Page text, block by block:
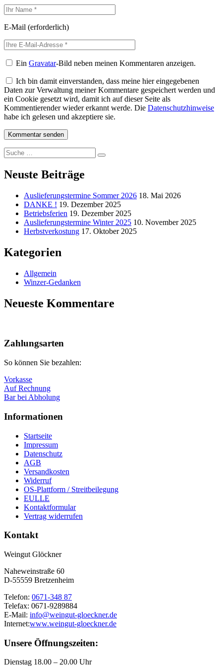
E-Mail (erforderlich)
EinGravatar-Bild neben meinen Kommentaren anzeigen.
Ich bin damit einverstanden, dass meine hier eingegebenen
Daten zur Verwaltung meiner Kommentare gespeichert werden und
ein Cookie gesetzt wird, damit ich auf dieser Seite als
Kommentierender wieder erkannt werde. Die Datenschutzhinweise
habe ich gelesen und akzeptiere sie.
Suche
nach:
Suche
Neuste Beiträge
Auslieferungstermine Sommer 2026 18. Mai 2026
DANKE ! 19. Dezember 2025
Betriebsferien 19. Dezember 2025
Auslieferungstermine Winter 2025 10. November 2025
Herbstverkostung 17. Oktober 2025
Kategorien
Allgemein
Winzer-Gedanken
Neueste Kommentare
oben
Zahlungsarten
So können Sie bezahlen:
Vorkasse
Auf Rechnung
Bar bei Abholung
Informationen
Startseite
Impressum
Datenschutz
AGB
Versandkosten
Widerruf
OS-Plattform / Streitbeilegung
EULLE
Kontaktformular
Vertrag widerrufen
Kontakt
Weingut Glöckner
Naheweinstraße 60
D-55559 Bretzenheim
Telefon: 0671-348 87
Telefax: 0671-9289884
E-Mail: info@weingut-gloeckner.de
Internet:www.weingut-gloeckner.de
Unsere Öffnungszeiten:
Dienstag 18.00 – 20.00 Uhr